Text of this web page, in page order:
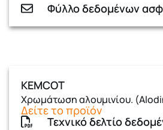
Φύλλο δεδομένων
KEMCOT
Χρωμάτωση αλουμινίου.
Δείτε το προϊόν
Τεχνικό δελτίο